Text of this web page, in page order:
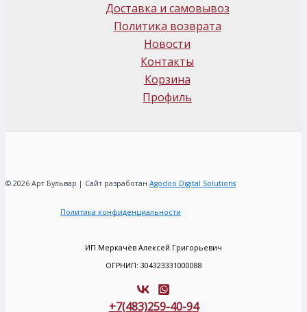
Доставка и самовывоз
Политика возврата
Новости
Контакты
Корзина
Профиль
© 2026 Арт Бульвар | Сайт разработан Agodoo Digital Solutions
Политика конфиденциальности
ИП Меркачёв Алексей Григорьевич
ОГРНИП: 304323331000088
+7(483)259-40-94